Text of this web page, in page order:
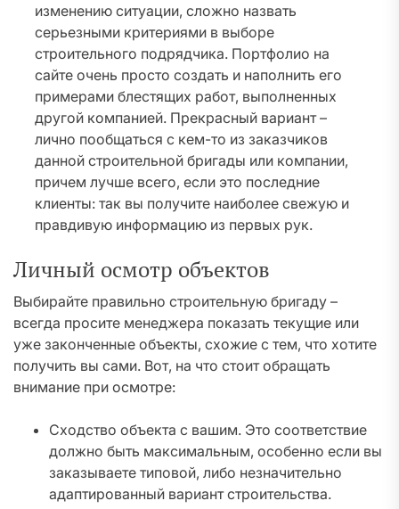
изменению ситуации, сложно назвать
серьезными критериями в выборе
строительного подрядчика. Портфолио на
сайте очень просто создать и наполнить его
примерами блестящих работ, выполненных
другой компанией. Прекрасный вариант –
лично пообщаться с кем-то из заказчиков
данной строительной бригады или компании,
причем лучше всего, если это последние
клиенты: так вы получите наиболее свежую и
правдивую информацию из первых рук.
Личный осмотр объектов
Выбирайте правильно строительную бригаду –
всегда просите менеджера показать текущие или
уже законченные объекты, схожие с тем, что хотите
получить вы сами. Вот, на что стоит обращать
внимание при осмотре:
Сходство объекта с вашим. Это соответствие
должно быть максимальным, особенно если вы
заказываете типовой, либо незначительно
адаптированный вариант строительства.